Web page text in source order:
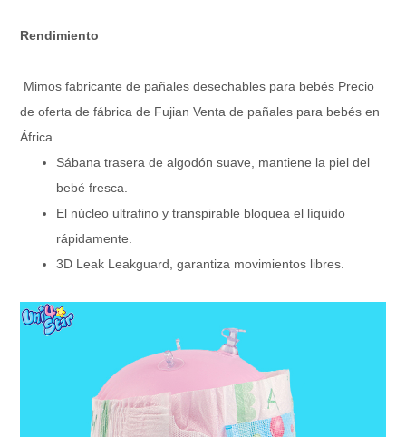
OEM y ODM
Transporte de productos
Dentro de 7-15 días para la
25-30 días después del depósito
1*40HQ (3 tamaños de longitud
20GP: 680000 piezas
Embalaje interno: Bolsa
transparente / Bolsa de marca
Embalaje exterior: bolsa/cartón
transparente
Según la solicitud del cliente.
Rendimiento
Mimos fabricante de pañales desechables para bebés Precio
de oferta de fábrica de Fujian Venta de pañales para bebés en
África
Sábana trasera de algodón suave, mantiene la piel del
bebé fresca.
El núcleo ultrafino y transpirable bloquea el líquido
rápidamente.
3D Leak Leakguard, garantiza movimientos libres.